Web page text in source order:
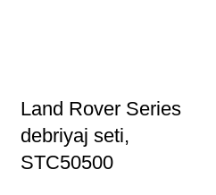
Land Rover Series
debriyaj seti,
STC50500